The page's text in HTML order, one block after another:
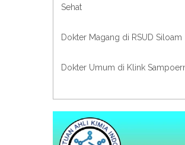
Sehat
Dokter Magang di RSUD Siloam
Dokter Umum di Klink